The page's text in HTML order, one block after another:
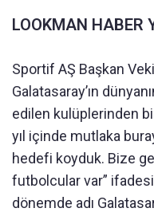
LOOKMAN HABER
Sportif AŞ Başkan
Galatasaray’ın
edilen kulüplerinden
yıl içinde mutlaka
hedefi koyduk. Bize
futbolcular var”
dönemde adı